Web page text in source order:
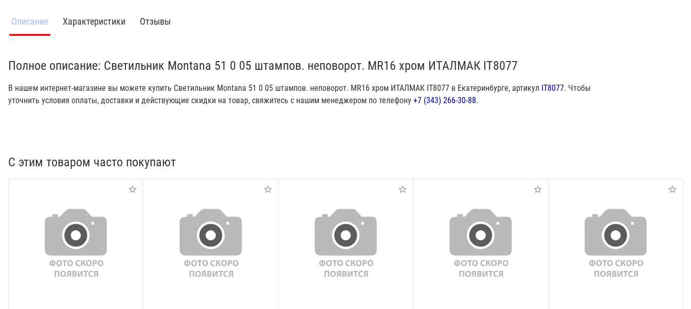
Описание Характеристики Отзывы
Полное описание: Светильник Montana 51 0 05 штампов. неповорот. MR16 хром ИТАЛМАК IT8077
В нашем интернет-магазине вы можете купить Светильник Montana 51 0 05 штампов. неповорот. MR16 хром ИТАЛМАК IT8077 в Екатеринбурге, артикул IT8077. Чтобы
уточнить условия оплаты, доставки и действующие скидки на товар, свяжитесь с нашим менеджером по телефону +7 (343) 266-30-88.
С этим товаром часто покупают